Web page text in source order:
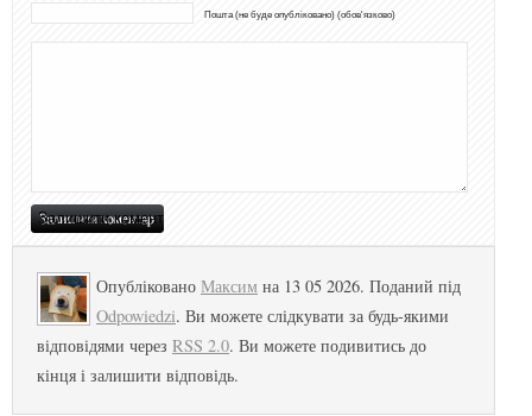
Пошта (не буде опубліковано) (обов'язково)
Опубліковано Максим на 13 05 2026. Поданий під
Odpowiedzi. Ви можете слідкувати за будь-якими
відповідями через RSS 2.0. Ви можете подивитись до
кінця і залишити відповідь.